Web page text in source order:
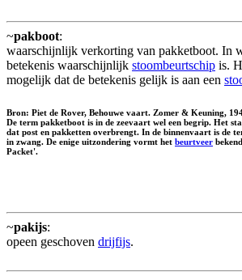
~pakboot:
waarschijnlijk verkorting van pakketboot. In
betekenis waarschijnlijk stoombeurtschip is.
mogelijk dat de betekenis gelijk is aan een
Bron: Piet de Rover, Behouwe vaart. Zomer & Keuning,
De term pakketboot is in de zeevaart wel een begrip. Het
dat post en pakketten overbrengt. In de binnenvaart is de
in zwang. De enige uitzondering vormt het beurtveer
Packet'.
~pakijs:
opeen geschoven drijfijs.